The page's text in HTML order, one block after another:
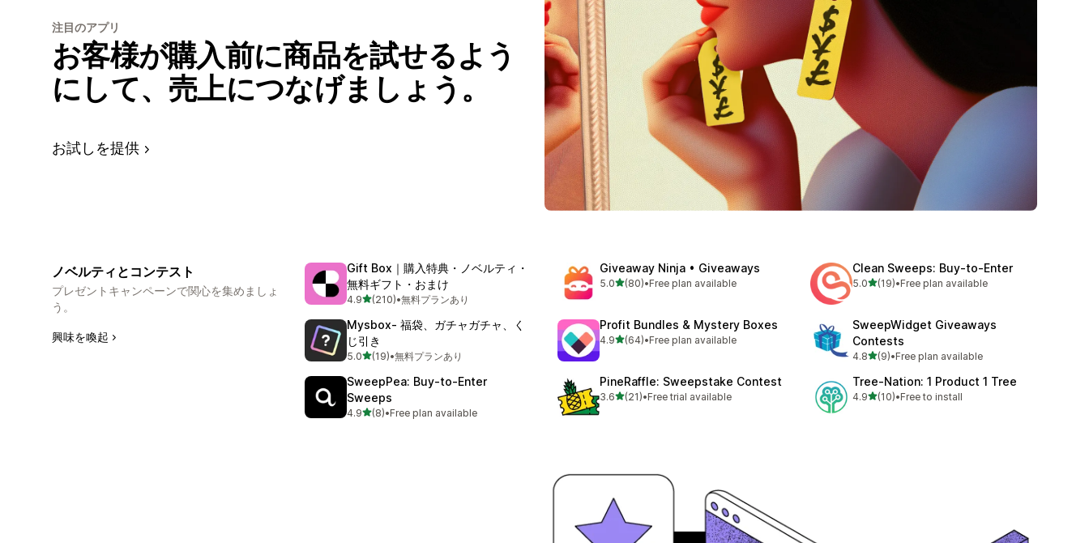
注目のアプリ
お客様が購入前に商品を試せるよう
にして、売上につなげましょう。
お試しを提供
ノベルティとコンテスト
プレゼントキャンペーンで関心を集めましょ
う。
興味を喚起
Gift Box｜購入特典・ノベルティ・
無料ギフト・おまけ
4.95つ星中
(210)
合計レビュー数：210件
•無料プランあり
Giveaway Ninja • Giveaways
5.05つ星中
(80)
合計レビュー数：80件
•Free plan available
Clean Sweeps: Buy‑to‑Enter
5.05つ星中
(19)
合計レビュー数：19件
•Free plan available
Mysbox‑ 福袋、ガチャガチャ、く
じ引き
5.05つ星中
(19)
合計レビュー数：19件
•無料プランあり
Profit Bundles & Mystery Boxes
4.95つ星中
(64)
合計レビュー数：64件
•Free plan available
SweepWidget Giveaways
Contests
4.85つ星中
(9)
合計レビュー数：9件
•Free plan available
SweepPea: Buy‑to‑Enter
Sweeps
4.95つ星中
(8)
合計レビュー数：8件
•Free plan available
PineRaffle: Sweepstake Contest
3.65つ星中
(21)
合計レビュー数：21件
•Free trial available
Tree‑Nation: 1 Product 1 Tree
4.95つ星中
(10)
合計レビュー数：10件
•Free to install